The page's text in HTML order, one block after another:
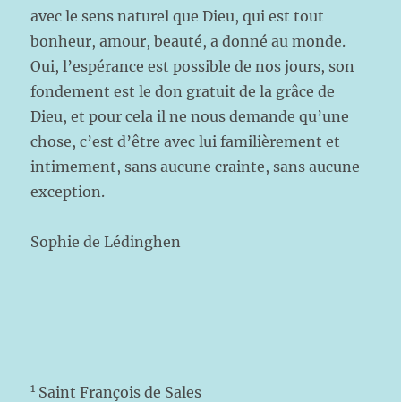
avec le sens naturel que Dieu, qui est tout
bonheur, amour, beauté, a donné au monde.
Oui, l’espérance est possible de nos jours, son
fondement est le don gratuit de la grâce de
Dieu, et pour cela il ne nous demande qu’une
chose, c’est d’être avec lui familièrement et
intimement, sans aucune crainte, sans aucune
exception.
Sophie de Lédinghen
1 Saint François de Sales